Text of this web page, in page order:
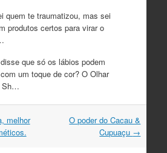
quem te traumatizou, mas sei
produtos certos para virar o
que só os lábios podem
um toque de cor? O Olhar
Sh…
melhor
O poder do Cacau &
Cupuaçu →